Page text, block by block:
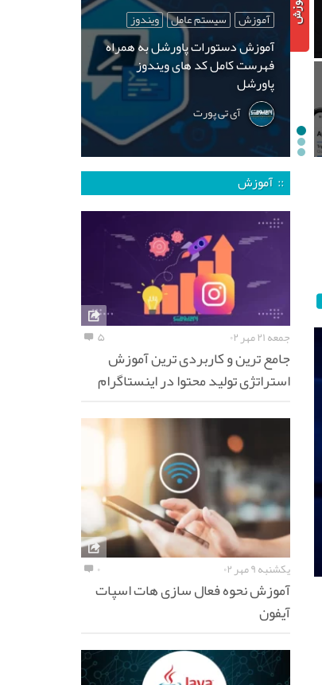
آموزش سیستم عامل ویندوز
آموزش دستورات پاورشل به همراه
فهرست کامل کد های ویندوز
پاورشل
آی تی پورت
:: آموزش
جمعه ۲۱ مهر ۰۲ ۵
جامع ترین و کاربردی ترین آموزش
استراتژی تولید محتوا در اینستاگرام
یکشنبه ۹ مهر ۰۲ ۰
آموزش نحوه فعال سازی هات اسپات
آیفون